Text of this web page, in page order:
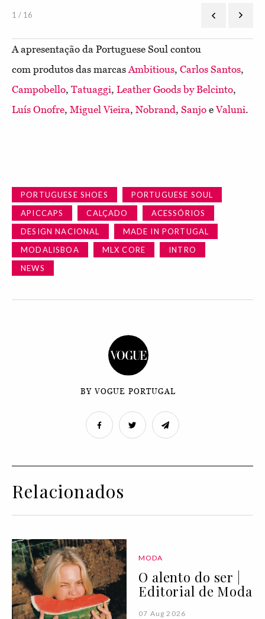
1 / 16
A apresentação da Portuguese Soul contou
com produtos das marcasAmbitious, Carlos Santos,
Campobello, Tatuaggi, Leather Goods by Belcinto,
Luís Onofre, Miguel Vieira, Nobrand, Sanjo eValuni.
PORTUGUESE SHOES
PORTUGUESE SOUL
APICCAPS
CALÇADO
ACESSÓRIOS
DESIGN NACIONAL
MADE IN PORTUGAL
MODALISBOA
MLX CORE
INTRO
NEWS
BY VOGUE PORTUGAL
Relacionados
MODA
O alento do ser |
Editorial de Moda
07 Aug 2026